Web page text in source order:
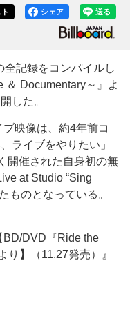
送る
シェア
記録をコンパイルし
＆ Documentary～』よ
した。
映像は、約4年前コ
ライブをやりたい」
開催された自身初の無
at Studio “Sing
ものとなっている。
BD/DVD『Ride the
り】（11.27発売）』